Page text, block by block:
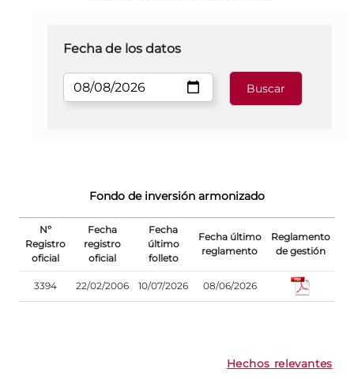
Fecha de los datos
Fondo de inversión armonizado
Nº
Registro
oficial
Fecha
registro
oficial
Fecha
último
folleto
Fecha último
reglamento
Reglamento
de gestión
3394 22/02/2006 10/07/2026 08/06/2026
Hechos relevantes